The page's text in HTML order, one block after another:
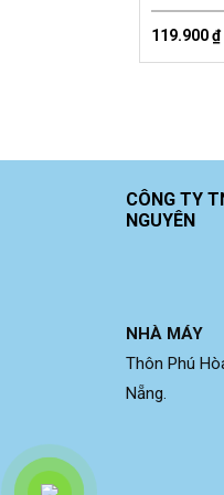
119.900₫
CÔNG TY
NGUYÊN
NHÀ MÁY
Thôn Phú
Nẵng.